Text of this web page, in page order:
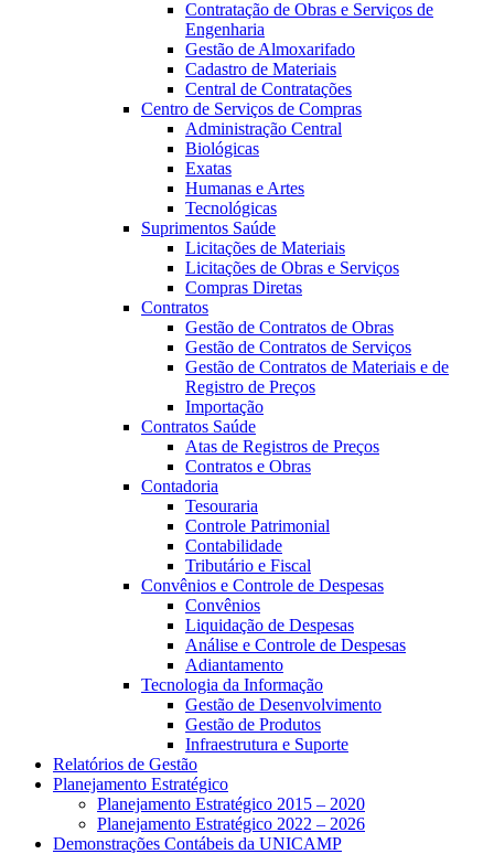
Contratação de Obras e Serviços de
Engenharia
Gestão de Almoxarifado
Cadastro de Materiais
Central de Contratações
Centro de Serviços de Compras
Administração Central
Biológicas
Exatas
Humanas e Artes
Tecnológicas
Suprimentos Saúde
Licitações de Materiais
Licitações de Obras e Serviços
Compras Diretas
Contratos
Gestão de Contratos de Obras
Gestão de Contratos de Serviços
Gestão de Contratos de Materiais e de
Registro de Preços
Importação
Contratos Saúde
Atas de Registros de Preços
Contratos e Obras
Contadoria
Tesouraria
Controle Patrimonial
Contabilidade
Tributário e Fiscal
Convênios e Controle de Despesas
Convênios
Liquidação de Despesas
Análise e Controle de Despesas
Adiantamento
Tecnologia da Informação
Gestão de Desenvolvimento
Gestão de Produtos
Infraestrutura e Suporte
Relatórios de Gestão
Planejamento Estratégico
Planejamento Estratégico 2015 – 2020
Planejamento Estratégico 2022 – 2026
Demonstrações Contábeis da UNICAMP